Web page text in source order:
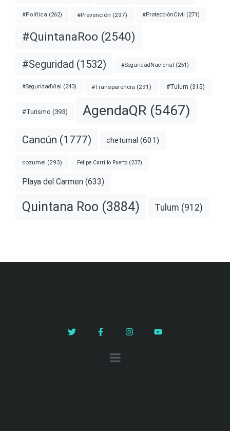
#Política (262) #Prevención (297) #ProtecciónCivil (271)
#QuintanaRoo (2540)
#Seguridad (1532) #SeguridadNacional (251)
#SeguridadVial (243) #Transparencia (291) #Tulum (315)
#Turismo (393) AgendaQR (5467)
Cancún (1777) chetumal (601)
cozumel (293) Felipe Carrillo Puerto (237)
Playa del Carmen (633)
Quintana Roo (3884) Tulum (912)